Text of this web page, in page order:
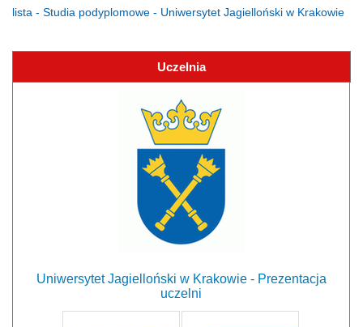
lista - Studia podyplomowe - Uniwersytet Jagielloński w Krakowie
Uczelnia
Uniwersytet Jagielloński w Krakowie - Prezentacja
uczelni